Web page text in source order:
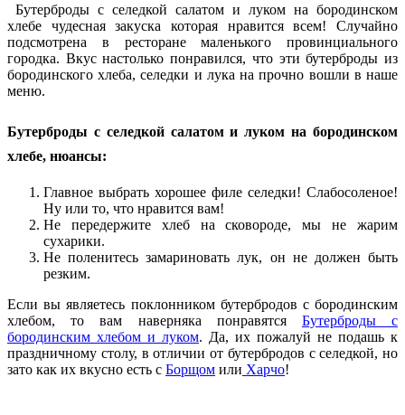
Бутерброды с селедкой салатом и луком на бородинском
хлебе чудесная закуска которая нравится всем! Случайно
подсмотрена в ресторане маленького провинциального
городка. Вкус настолько понравился, что эти бутерброды из
бородинского хлеба, селедки и лука на прочно вошли в наше
меню.
Бутерброды с селедкой салатом и луком на бородинском
хлебе, нюансы:
Главное выбрать хорошее филе селедки! Слабосоленое!
Ну или то, что нравится вам!
Не передержите хлеб на сковороде, мы не жарим
сухарики.
Не поленитесь замариновать лук, он не должен быть
резким.
Если вы являетесь поклонником бутербродов с бородинским
хлебом, то вам наверняка понравятся Бутерброды с
бородинским хлебом и луком. Да, их пожалуй не подашь к
праздничному столу, в отличии от бутербродов с селедкой, но
зато как их вкусно есть с Борщом или Харчо!